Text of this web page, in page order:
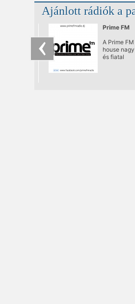
Ajánlott rádiók a
Prime FM
A Prime
house
és fiatal